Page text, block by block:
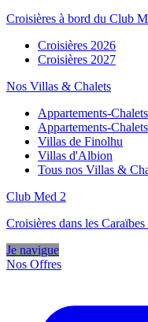
Croisières à bord du Club
Croisières 2026
Croisières 2027
Nos Villas & Chalets
Appartements-
Appartements-
Villas de Finolhu
Villas d'Albion
Tous nos Villas &
Club Med 2
Croisières dans les
Je navigue
Nos Offres